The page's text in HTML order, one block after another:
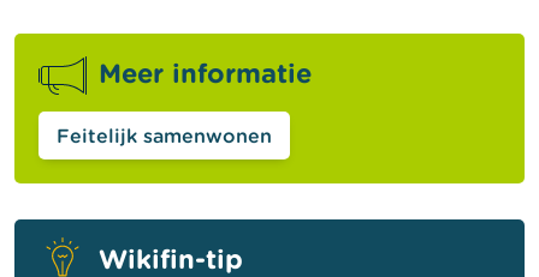
Meer informatie
Feitelijk samenwonen
Wikifin-tip